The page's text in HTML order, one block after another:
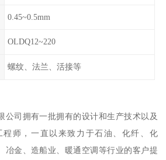
0.45~0.5mm
OLDQ12~220
螺纹、法兰、活接等
公司拥有一批拥有的设计和生产技术以及
师，一直以来致力于石油、化纤、化
冶金、造船业、暖通空调等行业的客户提